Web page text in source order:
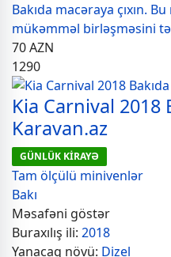
Bakıda macəraya çıxın.
mükəmməl birləşməsini
70AZN
1290
Kia Carnival 2018
Karavan.az
GÜNLÜK KİRAYƏ
Tam ölçülü minivenlər
Bakı
Məsafəni göstər
Buraxılış ili: 2018
Yanacaq növü: Dizel